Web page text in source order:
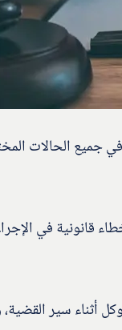
جميع الحالات
في
أثناء سير القضية،